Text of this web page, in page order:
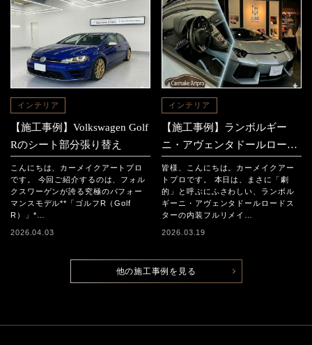
インテリア
【施工事例】Volkswagen Golf
Rのシート部分張り替え
こんにちは、カーメイクアートプロ
です。 今回ご紹介するのは、フォル
クスワーゲンが誇る究極のパフォー
マンスモデル**「ゴルフR（Golf
R）」*…
2026.04.03
インテリア
【施工事例】ランボルギー
ニ・アヴェンタドールロード
スター 「内装フルリメイ
ク」
皆様、こんにちは。カーメイクアー
トプロです。 本日は、まさに「劇
的」と呼ぶにふさわしい、ランボル
ギーニ・アヴェンタドールロードス
ターの内装フルリメイ…
2026.03.19
他の施工事例を見る